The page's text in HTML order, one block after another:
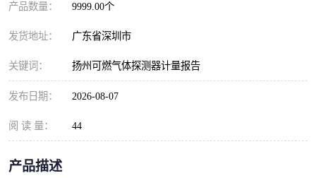
产品数量： 9999.00个
发货地址： 广东省深圳市
关键词： 扬州可燃气体探测器计量报告
发布日期： 2026-08-07
阅 读 量： 44
产品描述